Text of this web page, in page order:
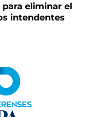
eliminar el
intendentes